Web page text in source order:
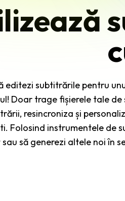
editezi subtitrările pentru
Doar trage fișierele tale
resincroniza și
Folosind instrumentele de
să generezi altele noi în